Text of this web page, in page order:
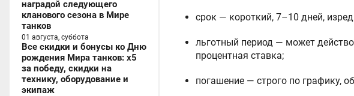
наградой следующего
кланового сезона в Мире
танков
01 августа, суббота
Все скидки и бонусы ко Дню
рождения Мира танков: x5
за победу, скидки на
технику, оборудование и
экипаж
срок — короткий, 7–10 дней,
льготный период — может
процентная ставка;
погашение — строго по графику,